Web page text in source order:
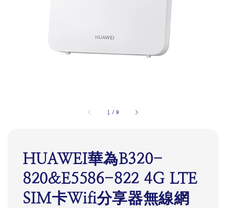
1 /9
HUAWEI華為B320-
820&E5586-822 4G LTE
SIM卡Wifi分享器無線網